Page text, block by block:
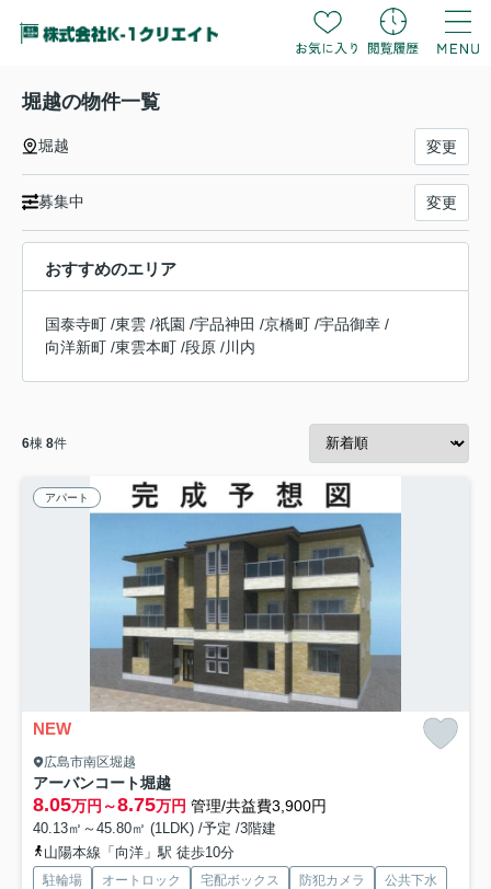
堀越の物件一覧
堀越 変更
募集中 変更
おすすめのエリア
国泰寺町 /東雲 /祇園 /宇品神田 /京橋町 /宇品御幸 /
向洋新町 /東雲本町 /段原 /川内
6棟 8件
アパート
NEW
広島市南区堀越
アーバンコート堀越
8.05万円～8.75万円 管理/共益費3,900円
40.13㎡～45.80㎡ (1LDK) /予定 /3階建
山陽本線「向洋」駅 徒歩10分
駐輪場 オートロック 宅配ボックス 防犯カメラ
公共下水